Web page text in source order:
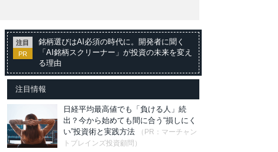
注目
PR
銘柄選びはAI必須の時代に。開発者に聞く
「AI銘柄スクリーナー」が投資の未来を変え
る理由
注目情報
日経平均最高値でも「負ける人」続
出？今から始めても間に合う“損しにく
い”投資術と実践方法
（PR：マーチャン
トブレインズ投資顧問）